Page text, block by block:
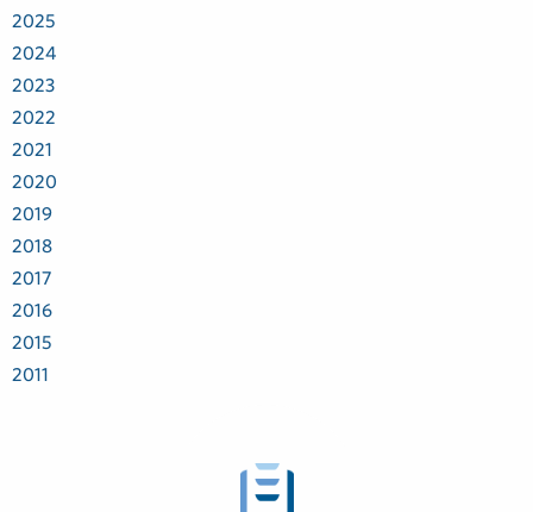
2025
2024
2023
2022
2021
2020
2019
2018
2017
2016
2015
2011